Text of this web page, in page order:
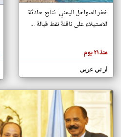
أهم
المقالات
الموجوده
هنا عن
وجهة
نظر
كاتبيها.
خفر السواحل اليمني: نتابع حادثة
الاستيلاء على ناقلة نفط قبالة ...
منذ ٢١ يوم
ار تي عربي